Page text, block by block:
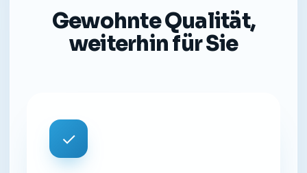
Gewohnte Qualität,
weiterhin für Sie
✓